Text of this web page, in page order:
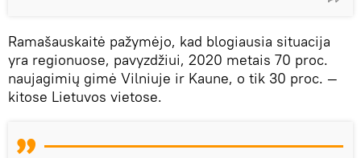
Ramašauskaitė pažymėjo, kad blogiausia situacija
yra regionuose, pavyzdžiui, 2020 metais 70 proc.
naujagimių gimė Vilniuje ir Kaune, o tik 30 proc. —
kitose Lietuvos vietose.